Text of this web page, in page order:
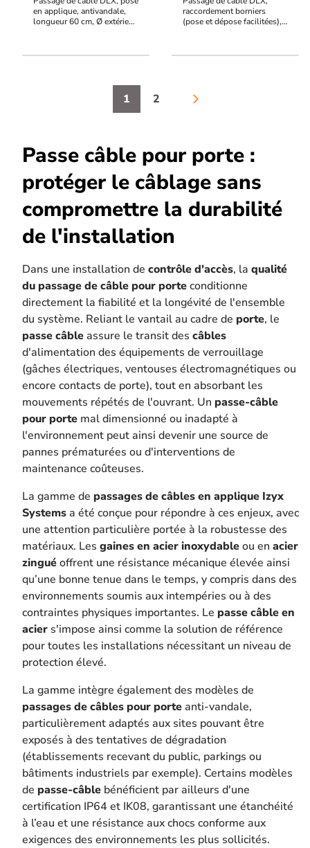
en applique, antivandale,
longueur 60 cm, Ø extérieur
IP64, IK08
raccordement borniers
(pose et dépose facilitées),
cm, Ø extérieur 12 mm / Ø
1 2 arrow_forward_ios
Passe câble pour porte :
protéger le câblage sans
compromettre la durabilité
de l'installation
Dans une installation de contrôle d'accès, la qualité
du passage de câble pour porteconditionne
directement la fiabilité et la longévité de l'ensemble
du système. Reliant le vantail au cadre de porte, le
passe câbleassure le transit des câbles
d'alimentation des équipements de verrouillage
(gâches électriques, ventouses électromagnétiques ou
encore contacts de porte), tout en absorbant les
mouvements répétés de l'ouvrant. Un passe-câble
pour porte mal dimensionné ou inadapté à
l'environnement peut ainsi devenir une source de
pannes prématurées ou d'interventions de
maintenance coûteuses.
La gamme de passages de câbles en applique Izyx
Systemsa été conçue pour répondre à ces enjeux, avec
une attention particulière portée à la robustesse des
matériaux. Les gaines en acier inoxydableou en acier
zinguéoffrent une résistance mécanique élevée ainsi
qu’une bonne tenue dans le temps, y compris dans des
environnements soumis aux intempéries ou à des
contraintes physiques importantes. Le passe câble en
acier s'impose ainsi comme la solution de référence
pour toutes les installations nécessitant un niveau de
protection élevé.
La gamme intègre également des modèles de
passages de câbles pour porteanti-vandale,
particulièrement adaptés aux sites pouvant être
exposés à des tentatives de dégradation
(établissements recevant du public, parkings ou
bâtiments industriels par exemple). Certains modèles
de passe-câble bénéficient par ailleurs d'une
certification IP64 et IK08, garantissant une étanchéité
à l’eau et une résistance aux chocs conforme aux
exigences des environnements les plus sollicités.